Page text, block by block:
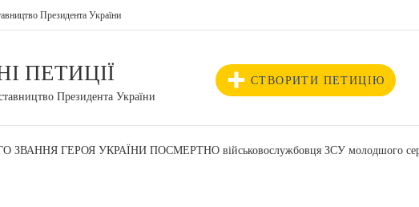
Президента України
ПЕТИЦІЇ
Президента України
СТВОРИТИ ПЕТИЦІЮ
ГЕРОЯ УКРАЇНИ ПОСМЕРТНО військовослужбовця ЗСУ молодшого